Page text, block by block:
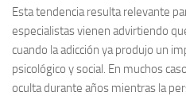
Esta tendencia resulta relevante
especialistas vienen advirtiendo
cuando la adicción ya produjo un
psicológico y social. En muchos
oculta durante años mientras la